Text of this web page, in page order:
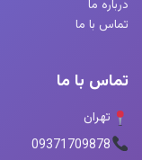
درباره ما
تماس با ما
تماس با ما
تهران
09371709878